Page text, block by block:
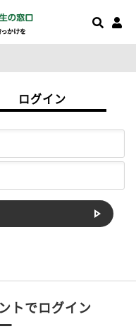
ログイン
トでログイン